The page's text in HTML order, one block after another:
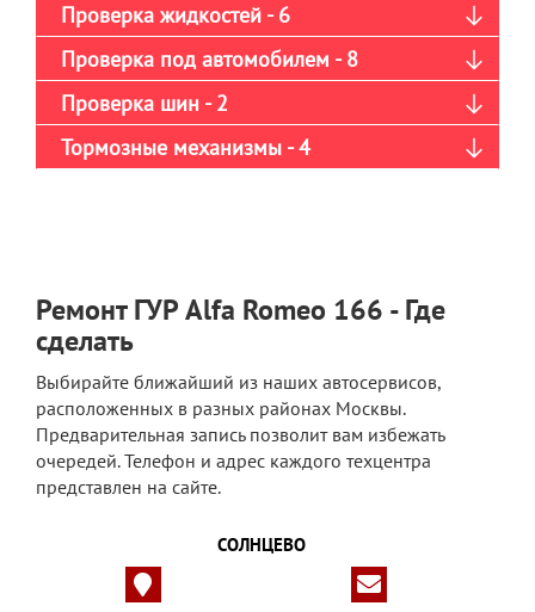
Проверка жидкостей - 6
Проверка под автомобилем - 8
Проверка шин - 2
Тормозные механизмы - 4
Ремонт ГУР Alfa Romeo 166 - Где
сделать
Выбирайте ближайший из наших автосервисов,
расположенных в разных районах Москвы.
Предварительная запись позволит вам избежать
очередей. Телефон и адрес каждого техцентра
представлен на сайте.
СОЛНЦЕВО